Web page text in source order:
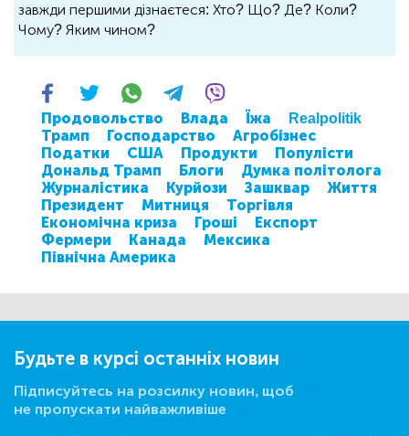
завжди першими дізнаєтеся: Хто? Що? Де? Коли?
Чому? Яким чином?
Продовольство Влада Їжа
Realpolitik
Трамп
Господарство
Агробізнес
Податки
США Продукти
Популісти
Дональд Трамп
Блоги
Думка політолога
Журналістика
Курйози Зашквар
Життя
Президент
Митниця
Торгівля
Економічна криза
Гроші
Експорт
Фермери
Канада
Мексика
Північна Америка
Будьте в курсі останніх новин
Підписуйтесь на розсилку новин, щоб
не пропускати найважливіше